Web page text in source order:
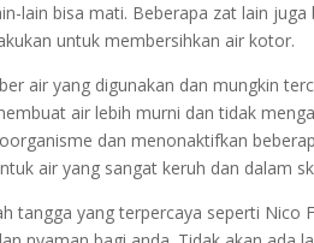
lain bisa mati. Beberapa zat lain
untuk membersihkan air kotor.
air yang digunakan dan mungkin
air lebih murni dan tidak
dan menonaktifkan
air yang sangat keruh dan dalam
tangga yang terpercaya seperti Nico